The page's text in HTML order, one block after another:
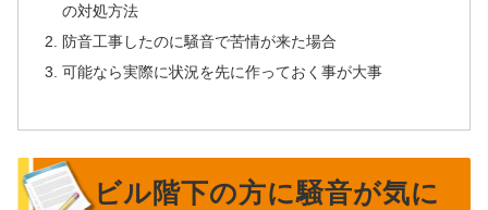
の対処方法
防音工事したのに騒音で苦情が来た場合
可能なら実際に状況を先に作っておく事が大事
ビル階下の方に騒音が気に